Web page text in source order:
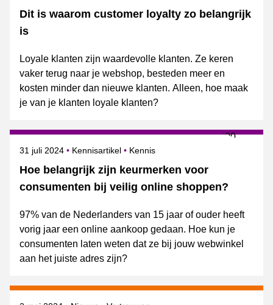
Dit is waarom customer loyalty zo belangrijk
is
Loyale klanten zijn waardevolle klanten. Ze keren
vaker terug naar je webshop, besteden meer en
kosten minder dan nieuwe klanten. Alleen, hoe maak
je van je klanten loyale klanten?
Hoe belangrijk zijn keurmerken voor
consumenten bij veilig online shoppen?
Gepubliceerd op
31 juli 2024 Kennisartikel Onderwerpen
Kennis
97% van de Nederlanders van 15 jaar of ouder heeft
vorig jaar een online aankoop gedaan. Hoe kun je
consumenten laten weten dat ze bij jouw webwinkel
aan het juiste adres zijn?